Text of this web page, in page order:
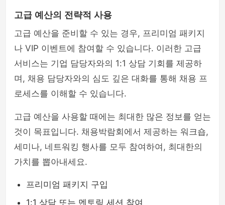
고급 예산의 전략적 사용
고급 예산을 준비할 수 있는 경우, 프리미엄 패키지
나 VIP 이벤트에 참여할 수 있습니다. 이러한 고급
서비스는 기업 담당자와의 1:1 상담 기회를 제공하
며, 채용 담당자와의 심도 깊은 대화를 통해 채용 프
로세스를 이해할 수 있습니다.
고급 예산을 사용할 때에는 최대한 많은 정보를 얻는
것이 목표입니다. 채용박람회에서 제공하는 워크숍,
세미나, 네트워킹 행사를 모두 참여하여, 최대한의
가치를 뽑아내세요.
프리미엄 패키지 구입
1:1 상담 또는 멘토링 세션 참여